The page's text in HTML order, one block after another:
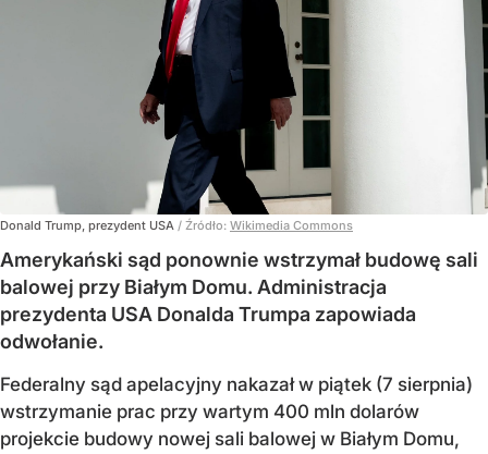
Donald Trump, prezydent USA / Źródło: Wikimedia Commons
Amerykański sąd ponownie wstrzymał budowę sali
balowej przy Białym Domu. Administracja
prezydenta USA Donalda Trumpa zapowiada
odwołanie.
Federalny sąd apelacyjny nakazał w piątek (7 sierpnia)
wstrzymanie prac przy wartym 400 mln dolarów
projekcie budowy nowej sali balowej w Białym Domu,